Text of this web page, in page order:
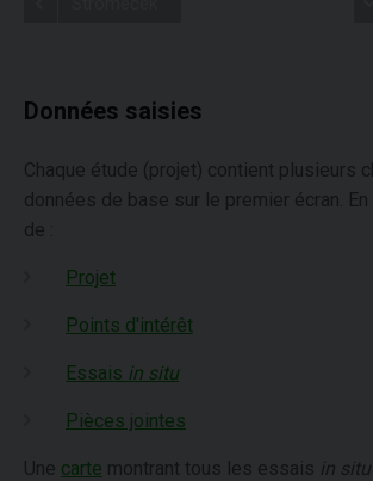
Données saisies
Chaque étude (projet) contient plusieurs
données de base sur le premier écran.
de :
Projet
Points d'intérêt
Essais in situ
Pièces jointes
Une carte montrant tous les essais in situ